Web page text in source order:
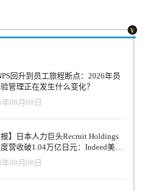
的人力资源科技资讯。定期发布
续举办高品质的专业前沿峰会论
（当地时间）收盘市值和股价为基
品牌榜单评选核
为10亿美
替补机构信息。 · 强烈推荐
新的人力资源科技新闻、趋势和资
道，将全球最新最前沿最优质的
领先的
作为HR领域唯一深度垂直独立的
回升到员工旅程断点：2026年员
管理正在发生什么变化？
年08月08日
报】日本人力巨头Recruit Holdings
营收破1.04万亿日元：Indeed美国
逆势增长30%，AI招聘推动利润率升
年08月08日